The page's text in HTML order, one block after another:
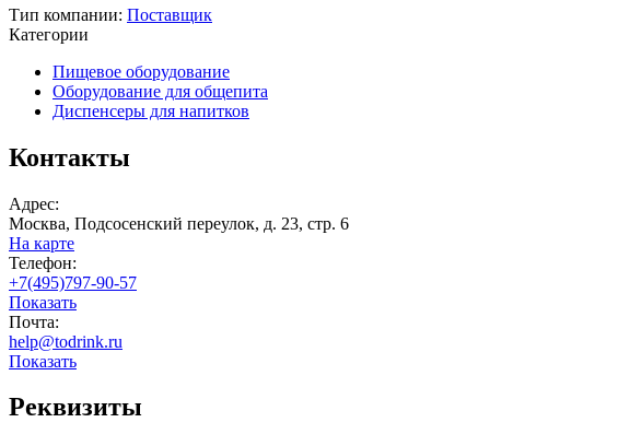
Тип компании: Поставщик
Категории
Пищевое оборудование
Оборудование для общепита
Диспенсеры для напитков
Контакты
Адрес:
Москва, Подсосенский переулок, д. 23, стр. 6
На карте
Телефон:
+7(495)797-90-57
Показать
Почта:
help@todrink.ru
Показать
Реквизиты